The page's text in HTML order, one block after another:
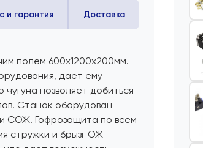
и гарантия Доставка
полем 600x1200x200мм.
дает ему
позволяет добиться
Станок оборудован
СОЖ. Гофрозащита по всем
стружки и брызг ОЖ